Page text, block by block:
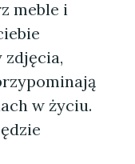
meble i
zdjęcia,
w życiu.